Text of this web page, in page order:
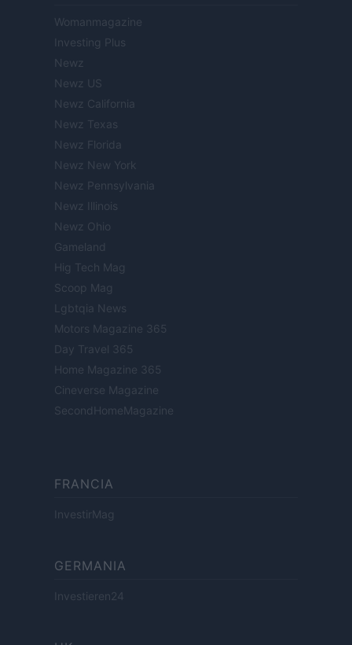
Womanmagazine
Investing Plus
Newz
Newz US
Newz California
Newz Texas
Newz Florida
Newz New York
Newz Pennsylvania
Newz Illinois
Newz Ohio
Gameland
Hig Tech Mag
Scoop Mag
Lgbtqia News
Motors Magazine 365
Day Travel 365
Home Magazine 365
Cineverse Magazine
SecondHomeMagazine
FRANCIA
InvestirMag
GERMANIA
Investieren24